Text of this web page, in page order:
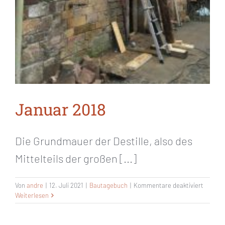
Januar 2018
Die Grundmauer der Destille, also des
Mittelteils der großen [...]
Von andre | 12. Juli 2021 | Bautagebuch | Kommentare deaktiviert
2018
Weiterlesen